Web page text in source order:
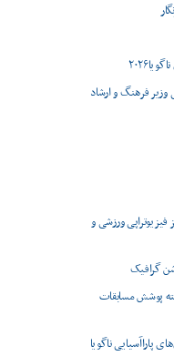
وزیر فرهنگ و ارشاد
ورزشی و
گرافیک
۳ روز توسط کمیته پوشش مسابقات
پاراآسیایی ناگویا